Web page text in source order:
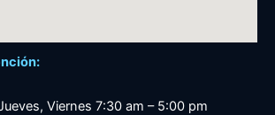
Viernes 7:30 am – 5:00 pm